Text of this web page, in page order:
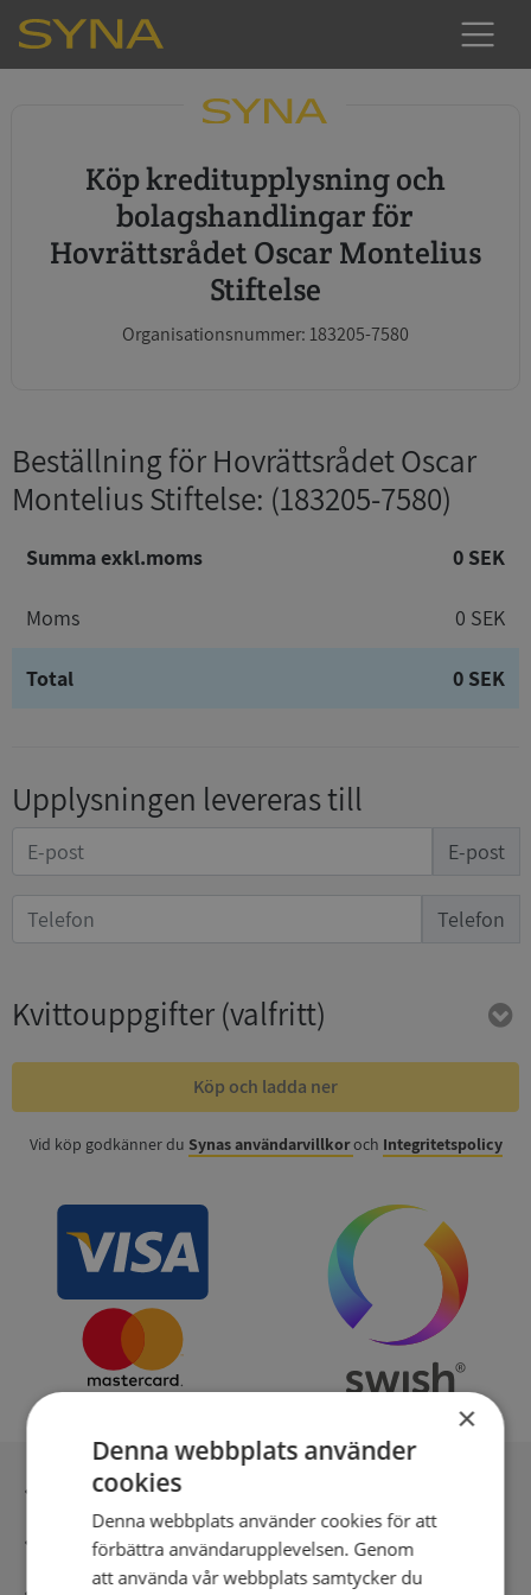
Köp kreditupplysning och
bolagshandlingar för
Hovrättsrådet Oscar Montelius
Stiftelse
Organisationsnummer: 183205-7580
Beställning för Hovrättsrådet Oscar
Montelius Stiftelse: (183205-7580)
Summa exkl.moms 0 SEK
Moms 0 SEK
Total 0 SEK
Upplysningen levereras till
E-post
Telefon
Kvittouppgifter(valfritt)
Köp och ladda ner
Vid köp godkänner du Synas användarvillkoroch Integritetspolicy
Inga kopior till omfrågad
Säker betalning med stripe
×
Denna webbplats använder
cookies
Denna webbplats använder cookies för att
förbättra användarupplevelsen. Genom
att använda vår webbplats samtycker du